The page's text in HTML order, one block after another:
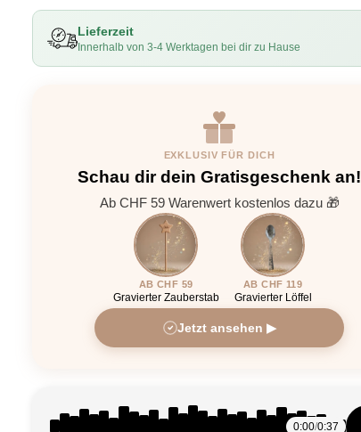
Lieferzeit
Innerhalb von 3-4 Werktagen bei dir zu Hause
EXKLUSIV FÜR DICH
Schau dir dein Gratisgeschenk an!
Ab CHF 59 Warenwert kostenlos dazu 🎁
AB CHF 59
Gravierter Zauberstab
AB CHF 119
Gravierter Löffel
Jetzt ansehen ▶
0:00/0:37